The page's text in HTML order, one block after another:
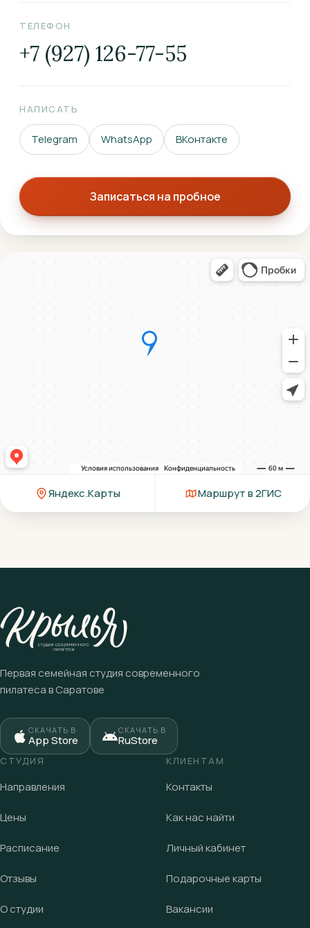
ТЕЛЕФОН
+7 (927) 126-77-55
НАПИСАТЬ
Telegram WhatsApp ВКонтакте
Записаться на пробное
Яндекс.Карты Маршрут в 2ГИС
Первая семейная студия современного
пилатеса в Саратове
СКАЧАТЬ В
App Store
СКАЧАТЬ В
RuStore
СТУДИЯ
Направления
Цены
Расписание
Отзывы
О студии
КЛИЕНТАМ
Контакты
Как нас найти
Личный кабинет
Подарочные карты
Вакансии